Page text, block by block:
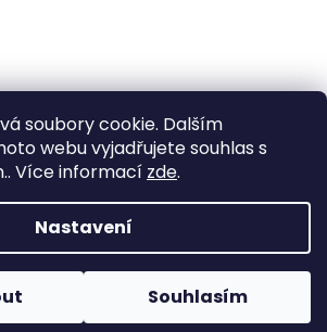
soubory cookie. Dalším
webu vyjadřujete souhlas s
Více informací zde.
Nastavení
Souhlasím
Vytvořil Shoptet
WintersportHK. Všechna práva